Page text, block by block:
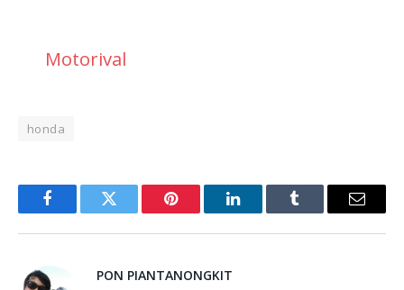
Motorival
honda
FacebookTwitter Pinterest LinkedInTumblr Email
PON PIANTANONGKIT